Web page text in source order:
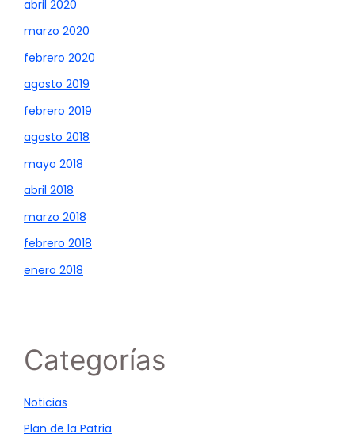
abril 2020
marzo 2020
febrero 2020
agosto 2019
febrero 2019
agosto 2018
mayo 2018
abril 2018
marzo 2018
febrero 2018
enero 2018
Categorías
Noticias
Plan de la Patria